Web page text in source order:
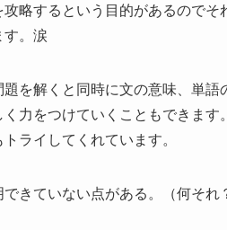
略するという目的があるので
す。涙
を解くと同時に文の意味、単語
力をつけていくこともできます。
ライしてくれています。
きていない点がある。（何それ